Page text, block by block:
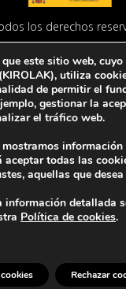
los derechos
finantzatua –
este sitio web,
utiliza
de permitir el
gestionar la
el tráfico web.
información
todas las
aquellas que
información detallada
Política de cookies.
Rechazar